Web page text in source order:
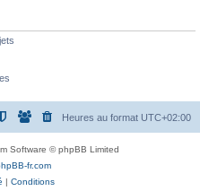
Heures au format UTC+02:00
Software © phpBB Limited
fr.com
| Conditions